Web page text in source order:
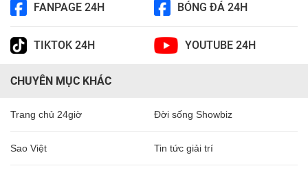
FANPAGE 24H BÓNG ĐÁ 24H
TIKTOK 24H YOUTUBE 24H
CHUYÊN MỤC KHÁC
Trang chủ 24giờ Đời sống Showbiz
Sao Việt Tin tức giải trí